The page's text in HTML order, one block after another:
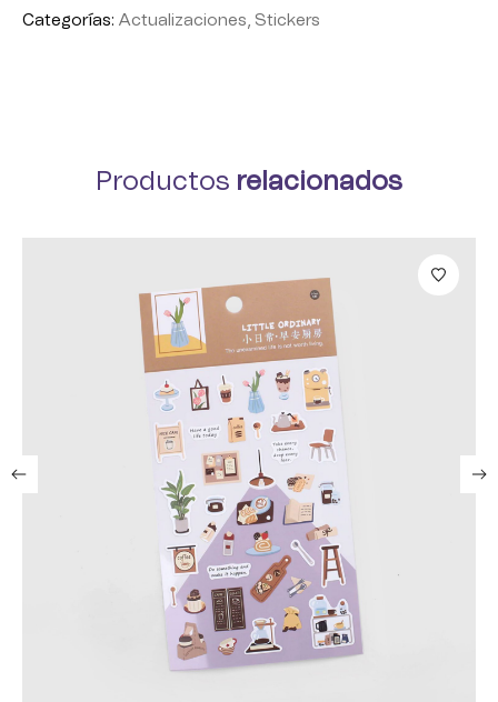
Categorías: Actualizaciones, Stickers
Productos relacionados